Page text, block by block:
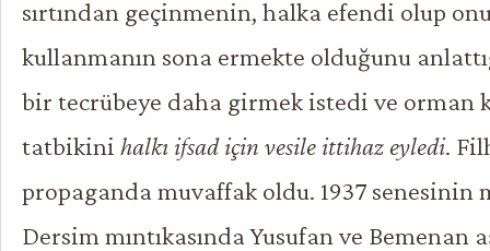
sırtından geçinmenin, halka efendi olup
kullanmanın sona ermekte olduğunu
bir tecrübeye daha girmek istedi ve orman
tatbikini halkı ifsad için vesile ittihaz eyledi.
propaganda muvaffak oldu. 1937 senesinin
Dersim mıntıkasında Yusufan ve